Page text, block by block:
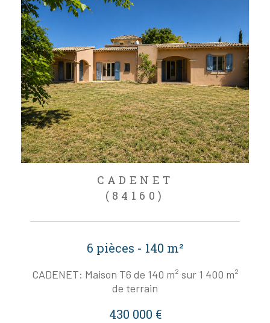
CADENET
(84160)
6 pièces - 140 m²
CADENET: Maison T6 de 140 m² sur 1 400 m²
de terrain
430 000 €